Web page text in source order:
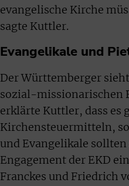
evangelische Kirche
sagte Kuttler.
Evangelikale und
Der Württemberger
sozial-missionarischen
erklärte Kuttler, dass es
Kirchensteuermitteln,
und Evangelikale
Engagement der EKD
Franckes und Friedrich